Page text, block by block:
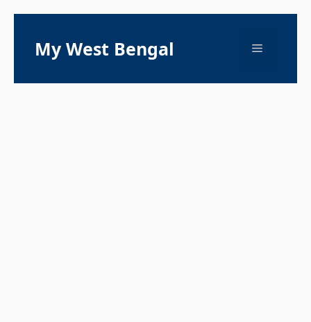
content
My West Bengal Menu